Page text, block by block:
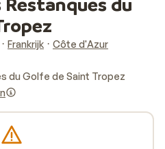
Frankrijk
Côte d'Azur
du Golfe de Saint Tropez